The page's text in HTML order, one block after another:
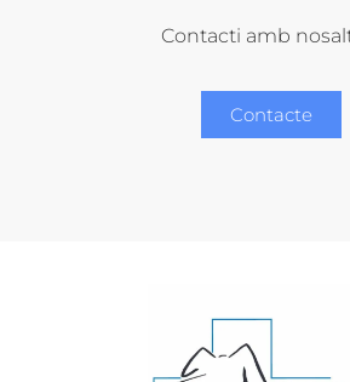
Contacti amb
Contacte